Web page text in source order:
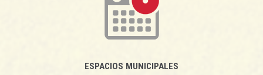
ESPACIOS MUNICIPALES